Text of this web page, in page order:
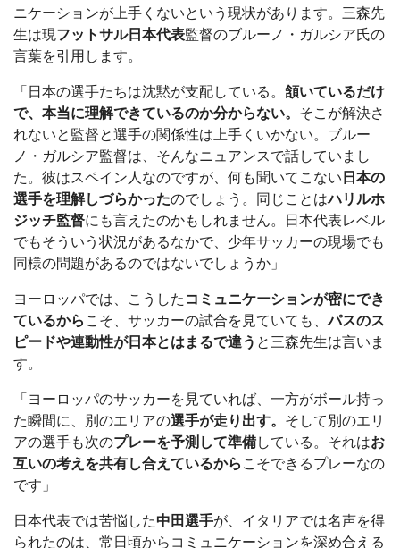
ニケーションが上手くないという現状があります。三森先
生は現フットサル日本代表監督のブルーノ・ガルシア氏の
言葉を引用します。
「日本の選手たちは沈黙が支配している。 頷いているだけ
で、本当に理解できているのか分からない。 そこが解決さ
れないと監督と選手の関係性は上手くいかない。ブルー
ノ・ガルシア監督は、そんなニュアンスで話していまし
た。彼はスペイン人なのですが、何も聞いてこない 日本の
選手を理解しづらかったのでしょう。同じことはハリルホ
ジッチ監督にも言えたのかもしれません。日本代表レベル
でもそういう状況があるなかで、少年サッカーの現場でも
同様の問題があるのではないでしょうか」
ヨーロッパでは、こうした コミュニケーションが密にでき
ているから こそ、サッカーの試合を見ていても、パスのス
ピードや連動性が日本とはまるで違う と三森先生は言いま
す。
「ヨーロッパのサッカーを見ていれば、一方がボール持っ
た瞬間に、別のエリアの選手が走り出す。 そして別のエリ
アの選手も次のプレーを予測して準備している。それはお
互いの考えを共有し合えているから こそできるプレーなの
です」
日本代表では苦悩した中田選手が、イタリアでは名声を得
られたのは、常日頃からコミュニケーションを深め合える